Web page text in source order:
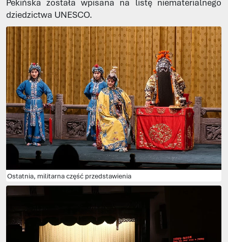
Pekińska została wpisana na listę niematerialnego
dziedzictwa UNESCO.
Ostatnia, militarna część przedstawienia